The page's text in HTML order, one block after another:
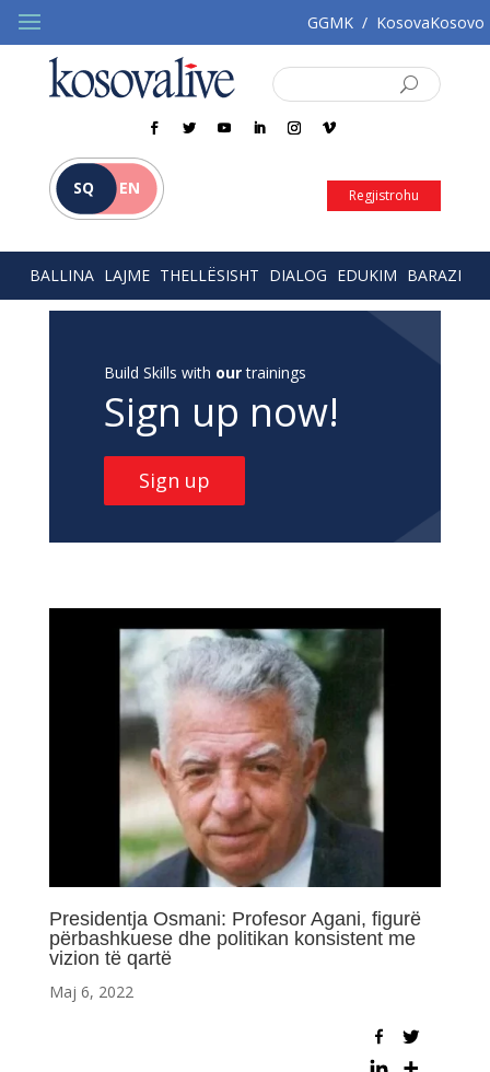
GGMK / KosovaKosovo
SQ EN Regjistrohu
BALLINA LAJME THELLËSISHT DIALOG EDUKIM BARAZI
Build Skills with ourtrainings
Sign up now!
Sign up
Presidentja Osmani: Profesor Agani, figurë
përbashkuese dhe politikan konsistent me
vizion të qartë
Maj 6, 2022